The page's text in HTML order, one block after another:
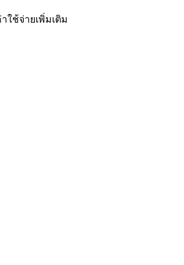
ช้จ่ายเพิ่มเติม